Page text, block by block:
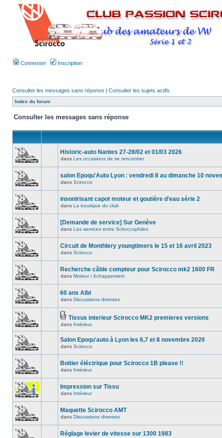
Connexion Inscription
Consulter les messages sans réponse | Consulter les sujets actifs
Index du forum
Consulter les messages sans réponse
Historic-auto Nantes 27-28/02 et 01/03 2026
dans Les occasions de se rencontrer
salon Epoqu'Auto Lyon : vendredi 8 au dimanche 10
dans Scirocco
insonirisant capot moteur et goutière d'eau série 2
dans La boutique du club
[Demande de service] Sur Genève
dans Les services entre Sciroccophiles
Circuit de Monthlery youngtimers le 15 et 16 avril 2023
dans Scirocco
Recherche câble compteur pour Scirocco mk2 1600 FR
dans Moteur / échappement
60 ans Albi
dans Discussions diverses
Tissus interieur Scirocco MK2 premieres versions
dans Intérieur
Salon Epoqu'auto à Lyon les 6,7 et 8 novembre 2020
dans Scirocco
Boitier éléctrique pour Scirocco 1B please !!
dans Intérieur
Impression sur Tissu
dans Intérieur
Maquette Scirocco AMT
dans Discussions diverses
Réglage levier de vitesse sur 1300 1983